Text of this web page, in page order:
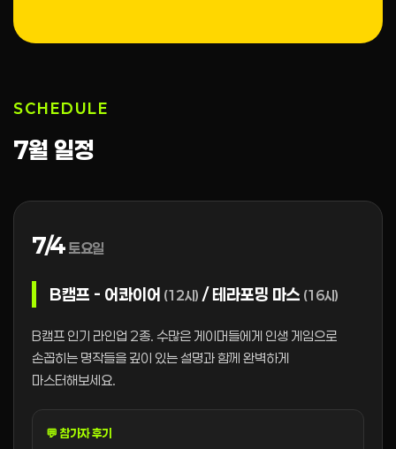
SCHEDULE
7월 일정
7/4 토요일
B캠프 - 어콰이어 (12시) / 테라포밍 마스 (16시)
B캠프 인기 라인업 2종. 수많은 게이머들에게 인생 게임으로
손꼽히는 명작들을 깊이 있는 설명과 함께 완벽하게
마스터해보세요.
💬 참가자 후기